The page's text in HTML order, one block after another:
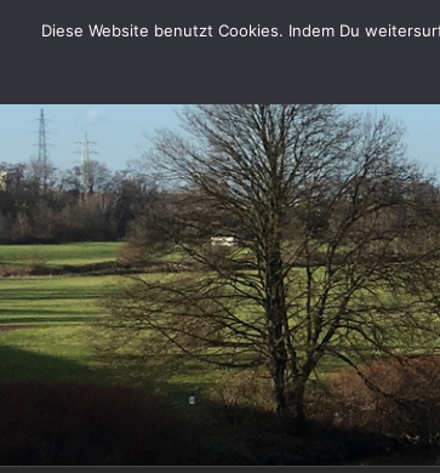
InhaltDiese Website benutzt Cookies. Indem Du